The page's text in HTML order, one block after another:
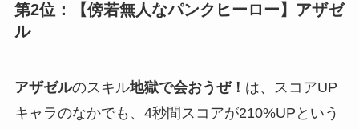
第2位： 【傍若無人なパンクヒーロー】 アザゼ
ル
アザゼルのスキル地獄で会おうぜ！ は、スコアUP
キャラのなかでも、4秒間スコアが210%UPという